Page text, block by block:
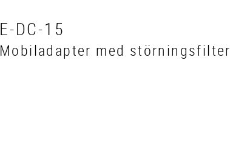
E-DC-15
Mobiladapter med störningsfilter